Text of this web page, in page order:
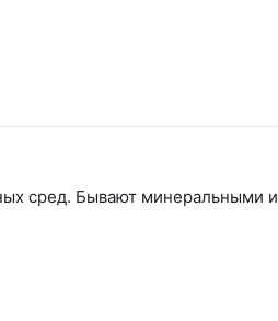
сред. Бывают минеральными и